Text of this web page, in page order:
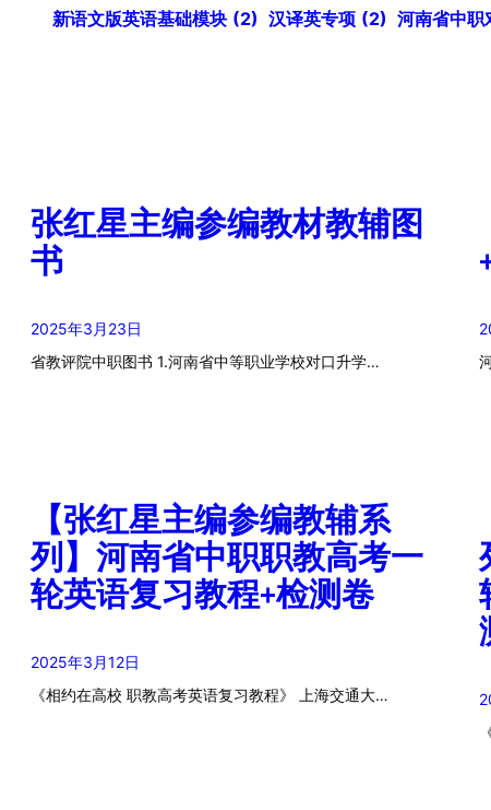
新语文版英语基础模块 (2) 汉译英专项 (2) 河南省中职
张红星主编参编教材教辅图
书
2025年3月23日
省教评院中职图书 1.河南省中等职业学校对口升学…
【张红星主编参编教辅系
列】河南省中职职教高考一
轮英语复习教程+检测卷
2025年3月12日
《相约在高校 职教高考英语复习教程》 上海交通大…